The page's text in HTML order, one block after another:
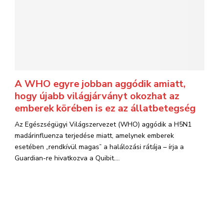
A WHO egyre jobban aggódik amiatt,
hogy újabb világjárványt okozhat az
emberek körében is ez az állatbetegség
Az Egészségügyi Világszervezet (WHO) aggódik a H5N1
madárinfluenza terjedése miatt, amelynek emberek
esetében „rendkívül magas” a halálozási rátája – írja a
Guardian-re hivatkozva a Quibit....